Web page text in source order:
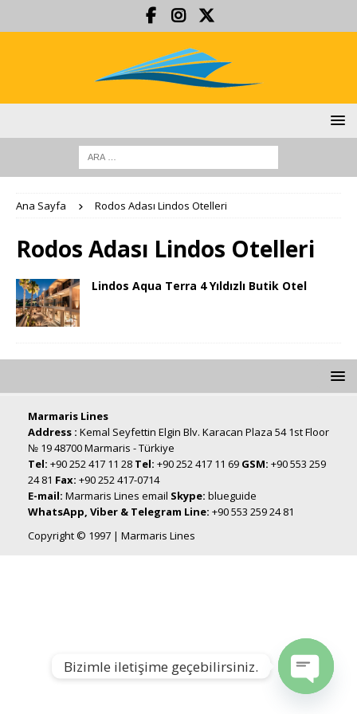
Ana Sayfa Rodos Adası Lindos Otelleri
Rodos Adası Lindos Otelleri
Lindos Aqua Terra 4 Yıldızlı Butik Otel
Marmaris Lines
Address : Kemal Seyfettin Elgin Blv. Karacan Plaza 54 1st Floor
№ 19 48700 Marmaris - Türkiye
Tel: +90 252 417 11 28 Tel: +90 252 417 11 69 GSM: +90 553 259
24 81 Fax: +90 252 417-0714
E-mail: Marmaris Lines email Skype: blueguide
WhatsApp, Viber & Telegram Line: +90 553 259 24 81
Copyright © 1997 | Marmaris Lines
Bizimle iletişime geçebilirsiniz.